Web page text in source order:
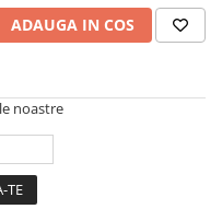
ADAUGA IN COS
noastre